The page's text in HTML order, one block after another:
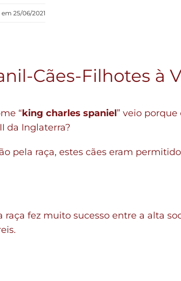
25/06/2021
Cães-Filhotes à
“king charles spaniel” veio
da Inglaterra?
pela raça, estes cães eram
raça fez muito sucesso entre a alta